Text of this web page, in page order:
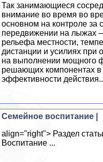
Так занимающиеся
внимание во время во
основном на контроле за
передвижении на лыжах
рельефа местности,
дистанции и усилиях при
на выполнении мощного
решающих компонентах в
эффективности
Семейное воспитание |
align="right"> Раздел
Воспитание ...